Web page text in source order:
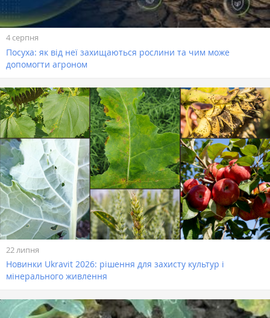
4 серпня
Посуха: як від неї захищаються рослини та чим може
допомогти агроном
22 липня
Новинки Ukravit 2026: рішення для захисту культур і
мінерального живлення